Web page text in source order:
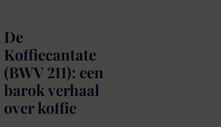
De
Koffiecantate
(BWV 211): een
barok verhaal
over koffie